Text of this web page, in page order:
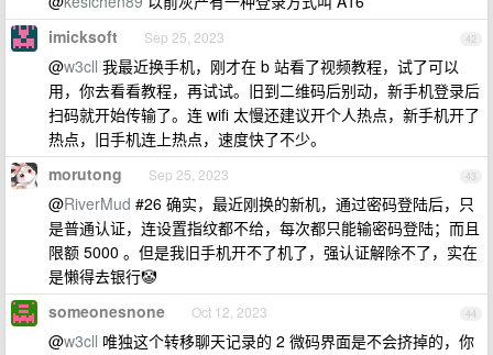
42
imicksoft Sep 25, 2023
@w3cll 我最近换手机，刚才在 b 站看了视频教程，试了可以
用，你去看看教程，再试试。旧到二维码后别动，新手机登录后
扫码就开始传输了。连 wifi 太慢还建议开个人热点，新手机开了
热点，旧手机连上热点，速度快了不少。
43
morutong Sep 25, 2023
@RiverMud #26 确实，最近刚换的新机，通过密码登陆后，只
是普通认证，连设置指纹都不给，每次都只能输密码登陆；而且
限额 5000 。但是我旧手机开不了机了，强认证解除不了，实在
是懒得去银行🤡
44
someonesnone Oct 12, 2023
@w3cll 唯独这个转移聊天记录的 2 微码界面是不会挤掉的，你